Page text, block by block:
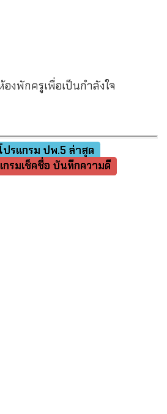
งพักครูเพื่อเป็นกำลังใจ
ปรแกรม ปพ.5 ล่าสุด
กรมเช็คชื่อ บันทึกความดี